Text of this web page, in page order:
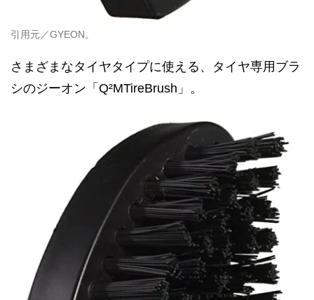
引用元／GYEON。
さまざまなタイヤタイプに使える、タイヤ専用ブラ
シのジーオン「Q²MTireBrush」。